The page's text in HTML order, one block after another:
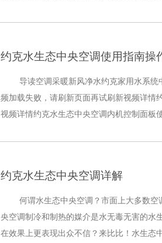
约克水生态中央空调使用指南操
导读空调采暖新风净水约克家用水系
频加载失败，请刷新页面再试刷新视频详情
视频详情约克水生态中央空调内机控制面板使
约克水生态中央空调详解
何谓水生态中央空调？市面上大多数
央空调制冷和制热的媒介是水无毒无害的水
在效果上更表现出众不信？来比比！水生态中